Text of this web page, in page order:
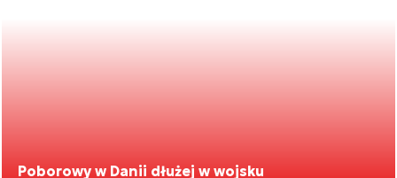
Poborowy w Danii dłużej w wojsku